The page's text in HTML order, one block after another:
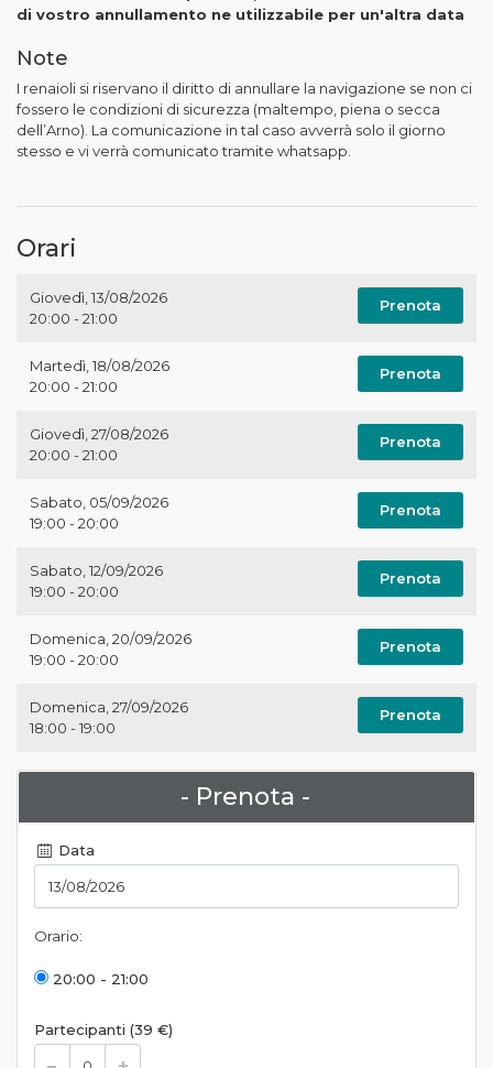
di vostro annullamento ne utilizzabile per un'altra data
Note
I renaioli si riservano il diritto di annullare la navigazione se non ci
fossero le condizioni di sicurezza (maltempo, piena o secca
dell’Arno). La comunicazione in tal caso avverrà solo il giorno
stesso e vi verrà comunicato tramite whatsapp.
Orari
Giovedì 13/08/2026
20:00 - 21:00
Prenota
Martedì 18/08/2026
20:00 - 21:00
Prenota
Giovedì 27/08/2026
20:00 - 21:00
Prenota
Sabato 05/09/2026
19:00 - 20:00
Prenota
Sabato 12/09/2026
19:00 - 20:00
Prenota
Domenica 20/09/2026
19:00 - 20:00
Prenota
Domenica 27/09/2026
18:00 - 19:00
Prenota
- Prenota -
Data
Orario:
20:00 - 21:00
Partecipanti (39 €)